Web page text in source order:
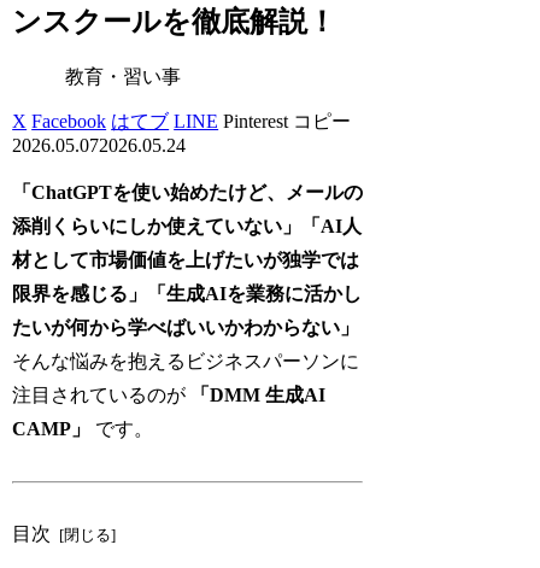
ンスクールを徹底解説！
教育・習い事
X Facebook はてブ LINE Pinterest コピー
2026.05.072026.05.24
「ChatGPTを使い始めたけど、メールの
添削くらいにしか使えていない」「AI人
材として市場価値を上げたいが独学では
限界を感じる」「生成AIを業務に活かし
たいが何から学べばいいかわからない」
そんな悩みを抱えるビジネスパーソンに
注目されているのが
「DMM 生成AI
CAMP」
です。
目次